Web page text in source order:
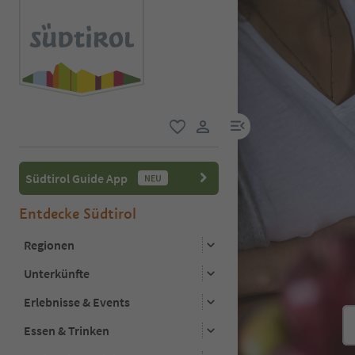
user link
menu link
Südtirol Guide App NEU
Entdecke Südtirol
Regionen
Unterkünfte
Erlebnisse & Events
Essen & Trinken